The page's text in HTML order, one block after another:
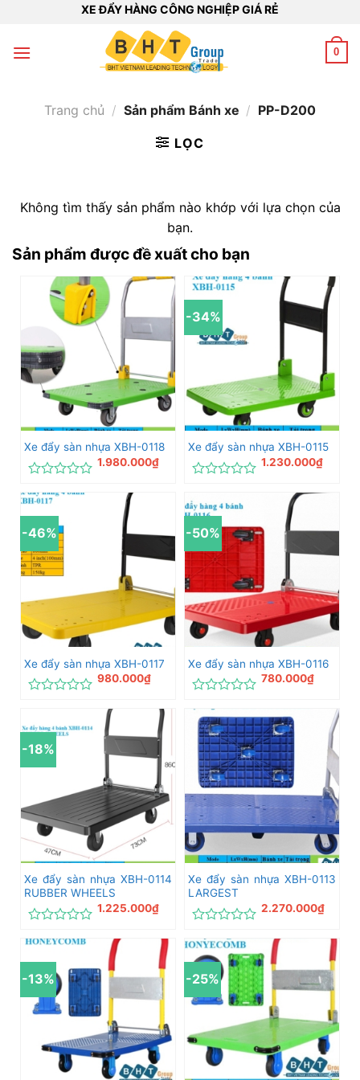
nội
XE ĐẨY HÀNG CÔNG NGHIỆP GIÁ RẺ
0
Trang chủ / Sản phẩm Bánh xe / PP-D200
LỌC
Không tìm thấy sản phẩm nào khớp với lựa chọn của
bạn.
Sản phẩm được đề xuất cho bạn
Xe đẩy sàn nhựa XBH-0118
xếp
0
5
sao
1.980.000₫
-34%
Xe đẩy sàn nhựa XBH-0115
xếp
hạng
0
5
sao
1.230.000₫
-46%
Xe đẩy sàn nhựa XBH-0117
hạng
0
5
sao
980.000₫
-50%
Xe đẩy sàn nhựa XBH-0116
xếp
hạng
5
sao
780.000₫
-18%
Xe đẩy sàn nhựa XBH-0114
RUBBER WHEELS
xếp
0
5
sao
1.225.000₫
Xe đẩy sàn nhựa XBH-0113
LARGEST
xếp
hạng
0
5
sao
2.270.000₫
-13% -25%